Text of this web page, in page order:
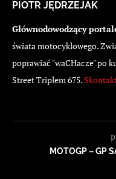
PIOTR JĘDRZEJAK
Głównodowodzący
świata motocyklowego.
poprawiać "waCHacze" po
Street Triplem 675.
MOTOGP – GP